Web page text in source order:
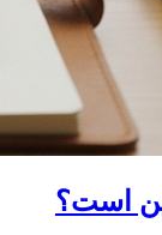
است؟